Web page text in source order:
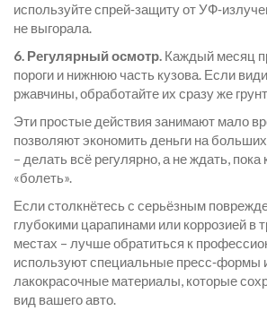
используйте спрей‑защиту от
не выгорала.
6. Регулярный осмотр. Каждый месяц
пороги и нижнюю часть кузова. Если
ржавчины, обработайте их сразу же
Эти простые действия занимают мало
позволяют экономить деньги на
– делать всё регулярно, а не ждать, пока
«болеть».
Если столкнётесь с серьёзным
глубокими царапинами или коррозией в
местах – лучше обратиться к
используют специальные пресс‑формы
лакокрасочные материалы, которые
вид вашего авто.